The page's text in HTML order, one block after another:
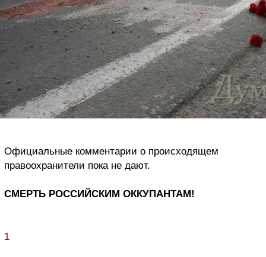
Официальные комментарии о происходящем
правоохранители пока не дают.
СМЕРТЬ РОССИЙСКИМ ОККУПАНТАМ!
1